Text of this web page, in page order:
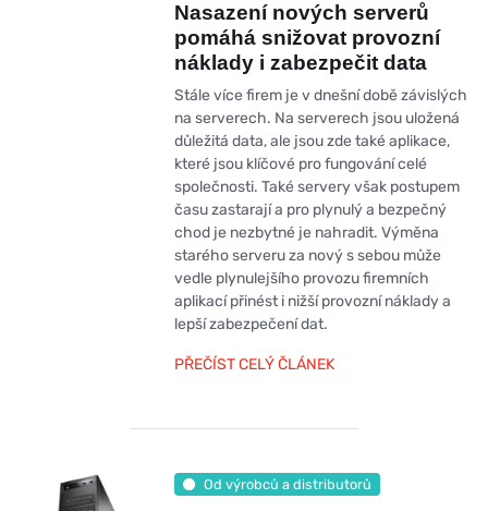
Nasazení nových serverů
pomáhá snižovat provozní
náklady i zabezpečit data
Stále více firem je v dnešní době závislých
na serverech. Na serverech jsou uložená
důležitá data, ale jsou zde také aplikace,
které jsou klíčové pro fungování celé
společnosti. Také servery však postupem
času zastarají a pro plynulý a bezpečný
chod je nezbytné je nahradit. Výměna
starého serveru za nový s sebou může
vedle plynulejšího provozu firemních
aplikací přinést i nižší provozní náklady a
lepší zabezpečení dat.
PŘEČÍST CELÝ ČLÁNEK
Od výrobců a distributorů